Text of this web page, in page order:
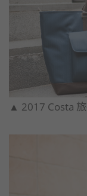
▲​ 2017 Costa